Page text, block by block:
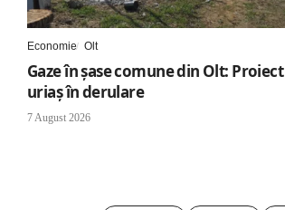
Economie Olt
Gaze în șase comune din Olt: Proiect
uriaș în derulare
7 August 2026